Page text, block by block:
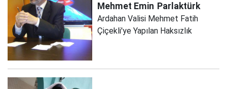
Mehmet Emin Parlaktürk
Ardahan Valisi Mehmet Fatih
Çiçekli'ye Yapılan Haksızlık